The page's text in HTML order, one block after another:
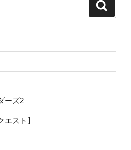
ーズ2
スト】